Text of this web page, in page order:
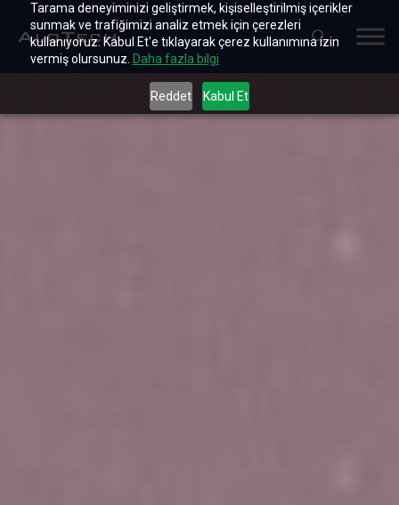
Tarama deneyiminizi geliştirmek, kişiselleştirilmiş içerikler
sunmak ve trafiğimizi analiz etmek için çerezleri
kullanıyoruz. Kabul Et'e tıklayarak çerez kullanımına izin
vermiş olursunuz. Daha fazla bilgi
Reddet Kabul Et